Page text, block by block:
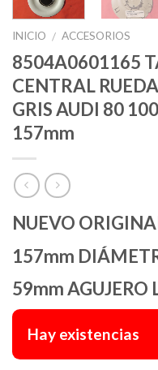
INICIO / ACCESORIOS
8504A0601165
CENTRAL
GRIS AUDI 80
157mm
NUEVO
157mm
59mm AGUJERO
Hay existencias